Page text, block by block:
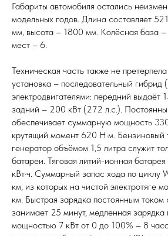
Габариты автомобиля остались
модельных годов. Длина составляет
мм, высота – 1800 мм. Колёсная база
мест – 6.
Техническая часть также не
установка – последовательный гибрид
электродвигателями: передний выдаёт
задний – 200 кВт (272 л.с.).
обеспечивает суммарную мощность
крутящий момент 620 Н·м.
генератор объёмом 1,5 литра служит
батареи. Тяговая литий-ионная
кВт·ч. Суммарный запас хода по циклу
км, из которых на чистой электротяге
км. Быстрая зарядка постоянным
занимает 25 минут, медленная
мощностью 7 кВт от 0 до 100% – 8